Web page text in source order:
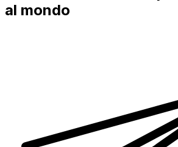
al mondo